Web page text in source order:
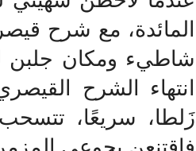
المائدة، مع شرح
شاطيء ومكان جلبن
انتهاء الشرح
زَلطا، سريعًا،